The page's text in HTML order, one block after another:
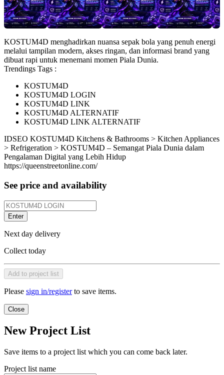
KOSTUM4D menghadirkan nuansa sepak bola yang penuh energi
melalui tampilan modern, akses ringan, dan informasi brand yang
dibuat rapi untuk menemani momen Piala Dunia.
Trendings Tags :
KOSTUM4D
KOSTUM4D LOGIN
KOSTUM4D LINK
KOSTUM4D ALTERNATIF
KOSTUM4D LINK ALTERNATIF
IDSEO KOSTUM4D Kitchens & Bathrooms > Kitchen Appliances
> Refrigeration > KOSTUM4D – Semangat Piala Dunia dalam
Pengalaman Digital yang Lebih Hidup
https://queenstreetonline.com/
See price and availability
Enter
Next day delivery
Collect today
Add to project list
Please sign in/registerto save items.
Close
New Project List
Save items to a project list which you can come back later.
Project list name